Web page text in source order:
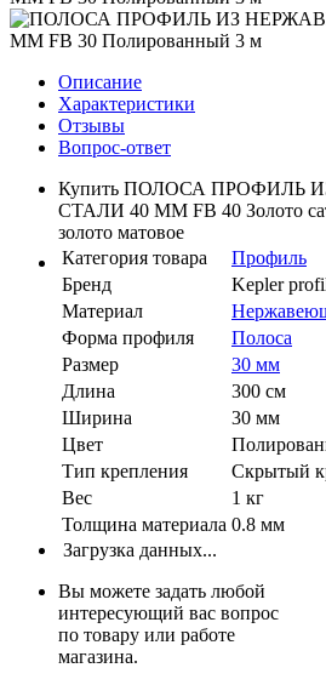
Описание
Характеристики
Отзывы
Вопрос-ответ
Купить ПОЛОСА ПРОФИЛЬ
СТАЛИ 40 ММ FB 40 Золото
золото матовое
Категория товара
Профиль
Бренд
Kepler
Материал
Форма профиля
Полоса
Размер
30 мм
Длина
300 см
Ширина
30 мм
Цвет
Тип крепления
Скрытый
Вес
1 кг
Толщина материала 0.8 мм
Загрузка данных...
Вы можете задать любой
интересующий вас вопрос
по товару или работе
магазина.